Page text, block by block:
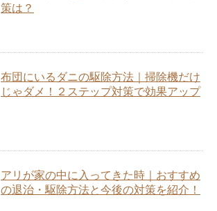
策は？
布団にいるダニの駆除方法｜掃除機だけ
じゃダメ！２ステップ対策で効果アップ
アリが家の中に入ってきた時｜おすすめ
の退治・駆除方法と今後の対策を紹介！